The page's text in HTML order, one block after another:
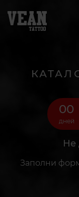
00
дней
Не
Заполни